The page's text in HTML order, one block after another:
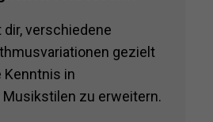
verschiedene
gezielt
Kenntnis in
zu erweitern.